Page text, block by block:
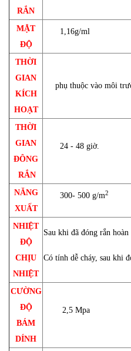
RẮN
MẬT
ĐỘ
1,16g/ml
THỜI
GIAN
KÍCH
HOẠT
phụ thuộc vào môi
THỜI
GIAN
ĐÔNG
RẮN
24 - 48 giờ.
NĂNG
XUẤT
300- 500 g/m2
NHIỆT
ĐỘ
CHỊU
NHIỆT
Sau khi đã đóng rắn hoàn
Có tính dễ cháy, sau khi
CƯỜNG
ĐỘ
BÁM
DÍNH
2,5 Mpa